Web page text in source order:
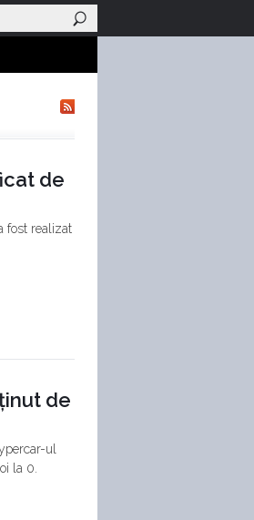
de
fost realizat
de
ul
la 0.